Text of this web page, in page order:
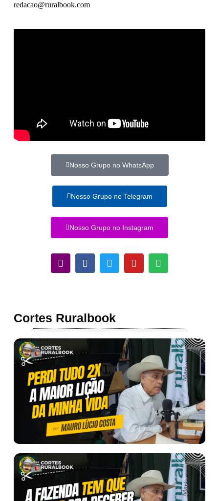
redacao@ruralbook.com
Nosso Grupo no WhatsApp
Nosso Grupo no Telegram
Nosso Grupo no Instagram
Cortes Ruralbook